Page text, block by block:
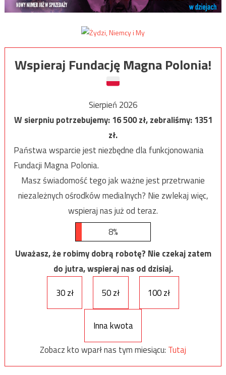
Wspieraj Fundację Magna Polonia!
Sierpień 2026
W sierpniu potrzebujemy:16 500zł, zebraliśmy:1351
zł.
Państwa wsparcie jest niezbędne dla funkcjonowania
Fundacji Magna Polonia.
Masz świadomość tego jak ważne jest przetrwanie
niezależnych ośrodków medialnych? Nie zwlekaj więc,
wspieraj nas już od teraz.
8%
Uważasz, że robimy dobrą robotę? Nie czekaj zatem
do jutra, wspieraj nas od dzisiaj.
30 zł
50 zł 100 zł
Inna kwota
Zobacz kto wparł nas tym miesiącu: Tutaj